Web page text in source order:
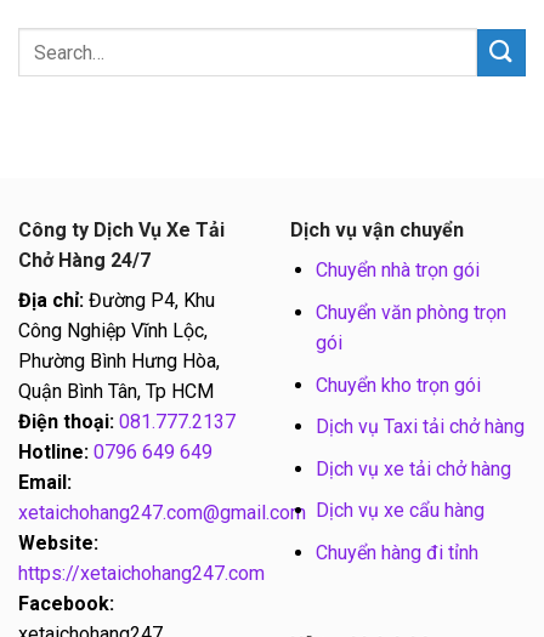
Công ty Dịch Vụ Xe Tải
Chở Hàng 24/7
Địa chỉ: Đường P4, Khu
Công Nghiệp Vĩnh Lộc,
Phường Bình Hưng Hòa,
Quận Bình Tân, Tp HCM
Điện thoại: 081.777.2137
Hotline: 0796 649 649
Email:
xetaichohang247.com@gmail.com
Website:
https://xetaichohang247.com
Facebook:
Dịch vụ vận chuyển
Chuyển nhà trọn gói
Chuyển văn phòng trọn
gói
Chuyển kho trọn gói
Dịch vụ Taxi tải chở hàng
Dịch vụ xe tải chở hàng
Dịch vụ xe cẩu hàng
Chuyển hàng đi tỉnh